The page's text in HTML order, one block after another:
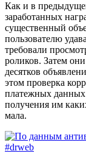
Как и в
заработанных
существенный
пользователю
требовали
роликов. Затем
десятков
этом проверка
платежных данных
получения им
мала.